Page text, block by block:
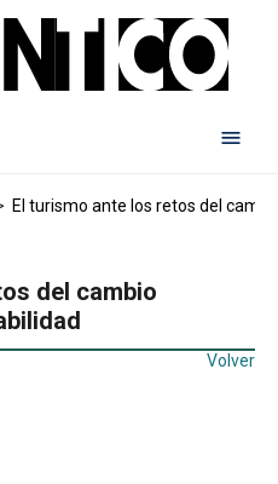
El turismo ante los retos del
del cambio
Volver